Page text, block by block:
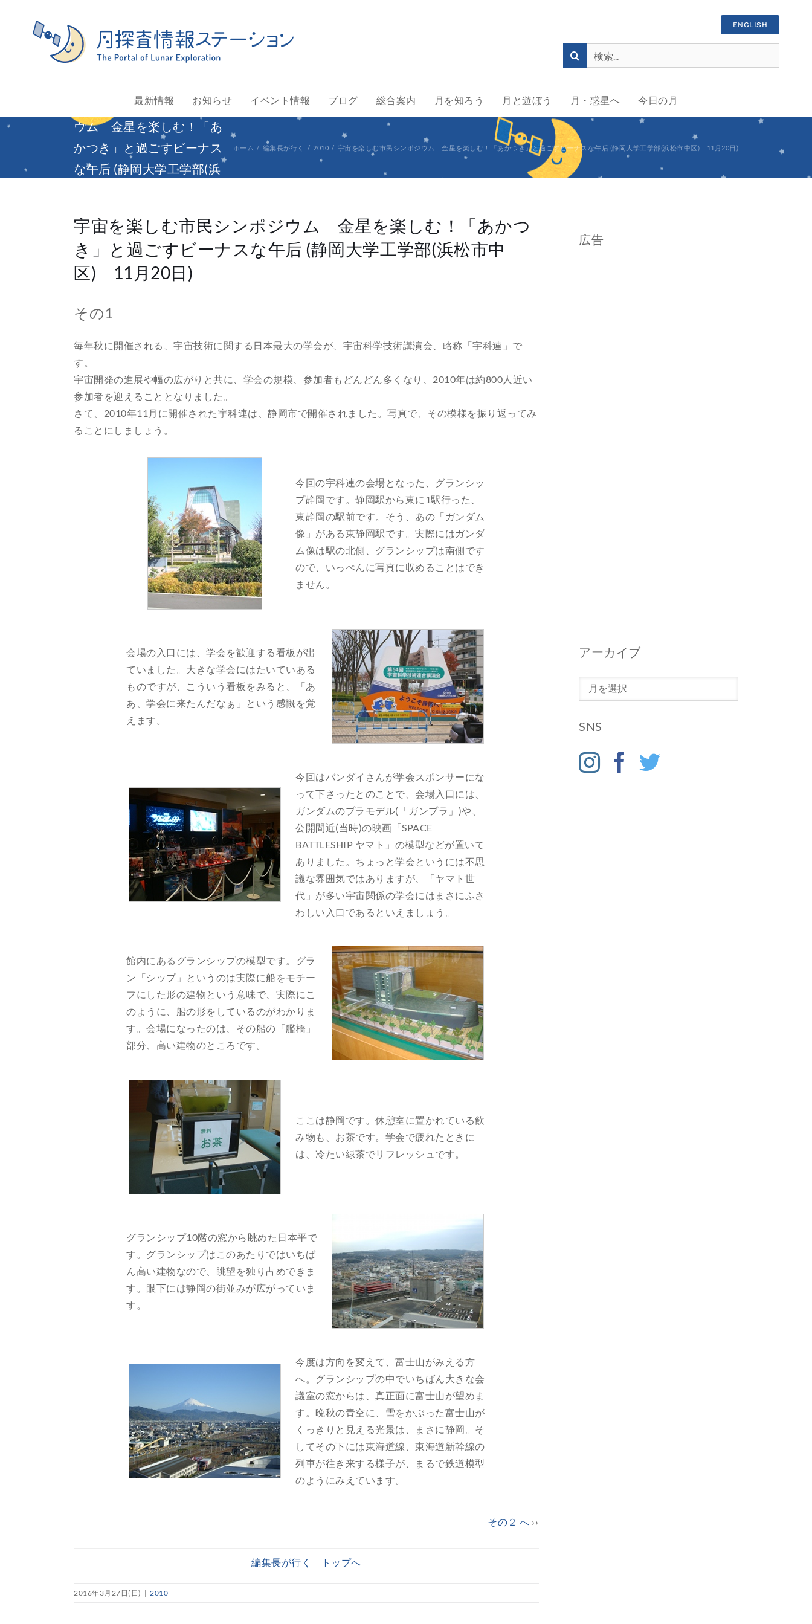
ENGLISH
検
索
…
最新情報
お知らせ イベント情報 ブログ 総合案内 月を知ろう 月と遊ぼう 月・惑星へ 今日の月
宇宙を楽しむ市民シンポジ
ウム 金星を楽しむ！「あ
かつき」と過ごすビーナス
な午后 (静岡大学工学部(浜
ホーム 編集長が行く 2010 宇宙を楽しむ市民シンポジウム 金星を楽しむ！「あかつき」と過ごすビーナスな午后 (静岡大学工学部(浜松市中区) 11月20日)
宇宙を楽しむ市民シンポジウム 金星を楽しむ！「あかつ
き」と過ごすビーナスな午后 (静岡大学工学部(浜松市中
区) 11月20日)
その1
毎年秋に開催される、宇宙技術に関する日本最大の学会が、宇宙科学技術講演会、略称「宇科連」で
す。
宇宙開発の進展や幅の広がりと共に、学会の規模、参加者もどんどん多くなり、2010年は約800人近い
参加者を迎えることとなりました。
さて、2010年11月に開催された宇科連は、静岡市で開催されました。写真で、その模様を振り返ってみ
ることにしましょう。
今回の宇科連の会場となった、グランシッ
プ静岡です。静岡駅から東に1駅行った、
東静岡の駅前です。そう、あの「ガンダム
像」がある東静岡駅です。実際にはガンダ
ム像は駅の北側、グランシップは南側です
ので、いっぺんに写真に収めることはでき
ません。
会場の入口には、学会を歓迎する看板が出
ていました。大きな学会にはたいていある
ものですが、こういう看板をみると、「あ
あ、学会に来たんだなぁ」という感慨を覚
えます。
今回はバンダイさんが学会スポンサーにな
って下さったとのことで、会場入口には、
ガンダムのプラモデル(「ガンプラ」)や、
公開間近(当時)の映画「SPACE
BATTLESHIP ヤマト」の模型などが置いて
ありました。ちょっと学会というには不思
議な雰囲気ではありますが、「ヤマト世
代」が多い宇宙関係の学会にはまさにふさ
わしい入口であるといえましょう。
館内にあるグランシップの模型です。グラ
ン「シップ」というのは実際に船をモチー
フにした形の建物という意味で、実際にこ
のように、船の形をしているのがわかりま
す。会場になったのは、その船の「艦橋」
部分、高い建物のところです。
ここは静岡です。休憩室に置かれている飲
み物も、お茶です。学会で疲れたときに
は、冷たい緑茶でリフレッシュです。
グランシップ10階の窓から眺めた日本平で
す。グランシップはこのあたりではいちば
ん高い建物なので、眺望を独り占めできま
す。眼下には静岡の街並みが広がっていま
す。
今度は方向を変えて、富士山がみえる方
へ。グランシップの中でいちばん大きな会
議室の窓からは、真正面に富士山が望めま
す。晩秋の青空に、雪をかぶった富士山が
くっきりと見える光景は、まさに静岡。そ
してその下には東海道線、東海道新幹線の
列車が往き来する様子が、まるで鉄道模型
のようにみえています。
その２ へ ››
編集長が行く トップへ
2016年3月27日(日) | 2010
広告
アーカイブ
ー
ブ
SNS